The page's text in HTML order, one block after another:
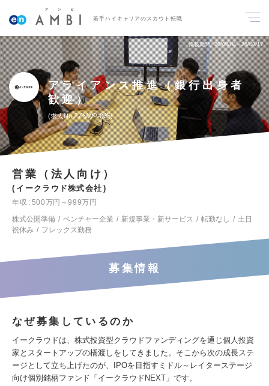
若手ハイキャリアのスカウト転職
掲載期間 26/08/04～26/08/17
アライアンス推進（銀行出身者
歓迎）
求人No.ZZNWP-005
営業（法人向け）
イークラウド株式会社
年収
500万円～999万円
株式公開準備
ベンチャー企業 新規事業・新サービス 転勤なし
土日
祝休み
フレックス勤務
募集情報
なぜ募集しているのか
イークラウドは、株式投資型クラウドファンディングを通じ個人投資
家とスタートアップの橋渡しをしてきました。そこから次の成長ステ
ージとして立ち上げたのが、IPOを目指すミドル～レイターステージ
向け個別銘柄ファンド「イークラウドNEXT」です。